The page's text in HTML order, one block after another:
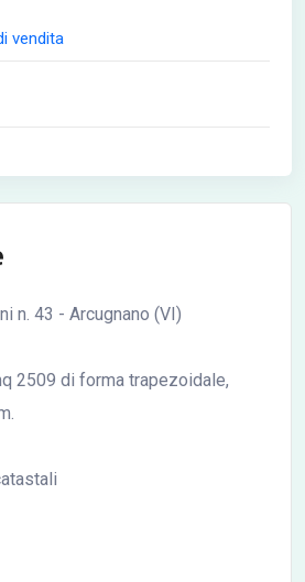
n. 43 - Arcugnano (VI)
2509 di forma trapezoidale,
vendita